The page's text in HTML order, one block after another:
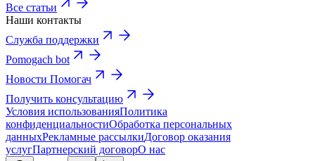
Все статьи
Наши контакты
Служба поддержки
Pomogach bot
Новости Помогач
Получить консультацию
Условия использованияПолитика
конфиденциальностиОбработка персональных
данныхРекламные рассылкиДоговор оказания
услугПартнерский договорО нас